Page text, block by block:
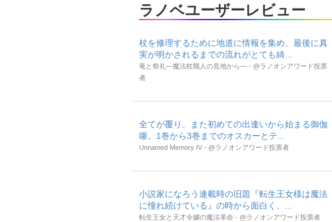
ラノベユーザーレビュー
杖を修理するために地道に情報を集め、最後に真
実が明かされるまでの流れがとても綺...
竜と祭礼―魔法杖職人の見地から― - @ラノオンアワード投票
者
全てが覆り、また初めての出逢いから始まる御伽
噺。1巻から3巻までのオスカーとテ...
Unnamed Memory IV - @ラノオンアワード投票者
小説家になろう連載時の旧題『転生王女様は魔法
に憧れ続けている』の時から面白く、...
転生王女と天才令嬢の魔法革命 - @ラノオンアワード投票者